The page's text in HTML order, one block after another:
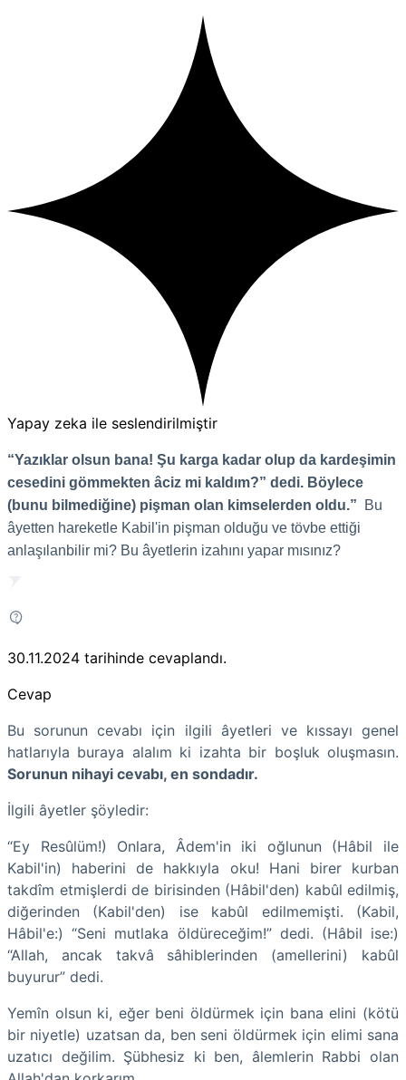
Yapay zeka ile seslendirilmiştir
“Yazıklar olsun bana! Şu karga kadar olup da kardeşimin
cesedini gömmekten âciz mi kaldım?” dedi. Böylece
(bunu bilmediğine) pişman olan kimselerden oldu.”
Bu
âyetten hareketle Kabil'in pişman olduğu ve tövbe ettiği
anlaşılanbilir mi? Bu âyetlerin izahını yapar mısınız?
30.11.2024 tarihinde cevaplandı.
Cevap
Bu sorunun cevabı için ilgili âyetleri ve kıssayı genel
hatlarıyla buraya alalım ki izahta bir boşluk oluşmasın.
Sorunun nihayi cevabı, en sondadır.
İlgili âyetler şöyledir:
“Ey Resûlüm!) Onlara, Âdem'in iki oğlunun (Hâbil ile
Kabil'in) haberini de hakkıyla oku! Hani birer kurban
takdîm etmişlerdi de birisinden (Hâbil'den) kabûl edilmiş,
diğerinden (Kabil'den) ise kabûl edilmemişti. (Kabil,
Hâbil'e:) “Seni mutlaka öldüreceğim!” dedi. (Hâbil ise:)
“Allah, ancak takvâ sâhiblerinden (amellerini) kabûl
buyurur” dedi.
Yemîn olsun ki, eğer beni öldürmek için bana elini (kötü
bir niyetle) uzatsan da, ben seni öldürmek için elimi sana
uzatıcı değilim. Şübhesiz ki ben, âlemlerin Rabbi olan